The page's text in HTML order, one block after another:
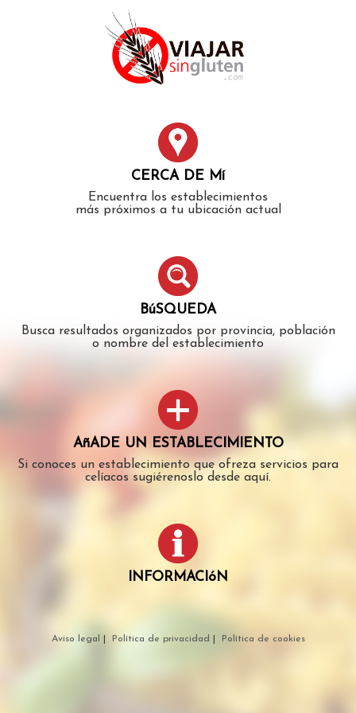
CERCA DE Mí
Encuentra los establecimientos
más próximos a tu ubicación actual
BúSQUEDA
Busca resultados organizados por provincia, población
o nombre del establecimiento
AñADE UN ESTABLECIMIENTO
Si conoces un establecimiento que ofreza servicios para
celíacos sugiérenoslo desde aquí.
INFORMACIóN
Aviso legal Política de privacidad Política de cookies
authorized to show the cookie declaration for domain group
ID 546ddaab-b478-4440-aa8a-3b0205284212. Please add it to
the domain group in the Cookiebot Manager to authorize